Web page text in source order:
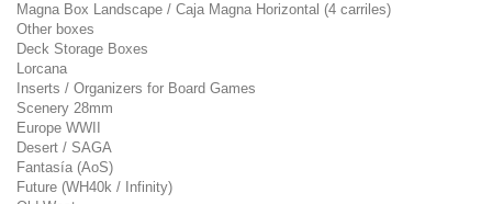
Magna Box Landscape / Caja Magna Horizontal (4 carriles)
Other boxes
Deck Storage Boxes
Lorcana
Inserts / Organizers for Board Games
Scenery 28mm
Europe WWII
Desert / SAGA
Fantasía (AoS)
Future (WH40k / Infinity)